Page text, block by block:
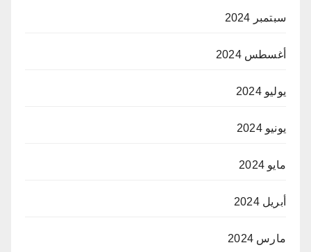
سبتمبر 2024
أغسطس 2024
يوليو 2024
يونيو 2024
مايو 2024
أبريل 2024
مارس 2024